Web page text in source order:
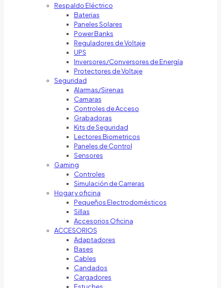
Respaldo Eléctrico
Baterias
Paneles Solares
Power Banks
Reguladores de Voltaje
UPS
Inversores/Conversores de Energía
Protectores de Voltaje
Seguridad
Alarmas/Sirenas
Camaras
Controles de Acceso
Grabadoras
Kits de Seguridad
Lectores Biometricos
Paneles de Control
Sensores
Gaming
Controles
Simulación de Carreras
Hogar y oficina
Pequeños Electrodomésticos
Sillas
Accesorios Oficina
ACCESORIOS
Adaptadores
Bases
Cables
Candados
Cargadores